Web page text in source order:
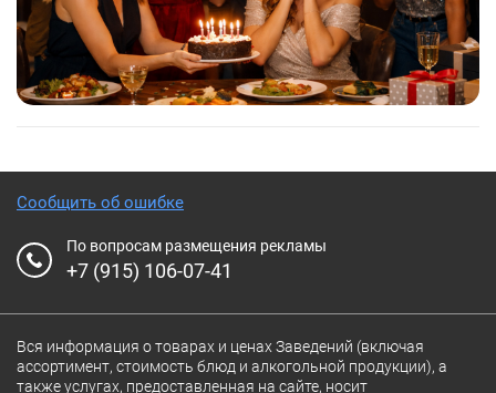
Сообщить об ошибке
По вопросам размещения рекламы
+7 (915) 106-07-41
Вся информация о товарах и ценах Заведений (включая
ассортимент, стоимость блюд и алкогольной продукции), а
также услугах, предоставленная на сайте, носит